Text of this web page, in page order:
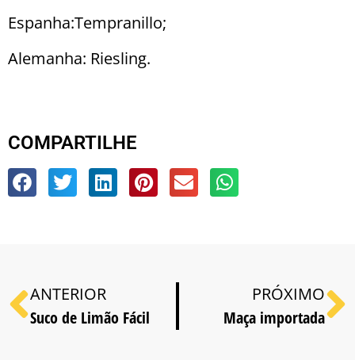
Espanha:Tempranillo;
Alemanha: Riesling.
COMPARTILHE
ANTERIOR
Suco de Limão Fácil
PRÓXIMO
Maça importada